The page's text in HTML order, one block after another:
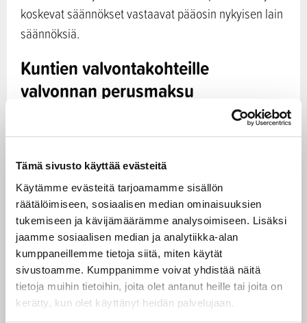
Tämä sivusto käyttää evästeitä
Käytämme evästeitä tarjoamamme sisällön
räätälöimiseen, sosiaalisen median ominaisuuksien
tukemiseen ja kävijämäärämme analysoimiseen. Lisäksi
jaamme sosiaalisen median ja analytiikka-alan
kumppaneillemme tietoja siitä, miten käytät
sivustoamme. Kumppanimme voivat yhdistää näitä
tietoja muihin tietoihin, joita olet antanut heille tai joita on
kerätty, kun olet käyttänyt heidän palvelujaan.
koskevat säännökset vastaavat pääosin nykyisen lain
säännöksiä.
Kuntien valvontakohteille
valvonnan perusmaksu
Uuden lain myötä suunnitelmallisen
valvontakohteilta peritään vuosittain 150 euron
valvonnan perusmaksu. Tämän lisäksi kunnilta
peritään edelleen toteutuneesta valvonnasta kuntien
hyväksymät taksan mukaiset suoritemaksut.
Vuosimaksua ei peritä alkutuotantopaikoilta,
kyläkaupoilta eikä yleishyödyllisiltä yhteisöiltä.
Muutoksella vahvistetaan elintarvikevalvonnan